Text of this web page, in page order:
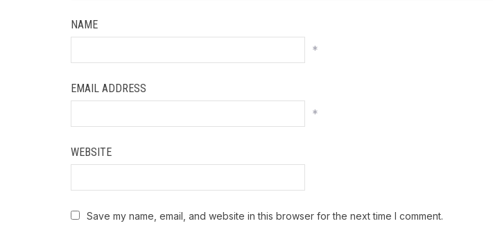
NAME
*
EMAIL ADDRESS
*
WEBSITE
Save my name, email, and website in this browser for the next time I comment.